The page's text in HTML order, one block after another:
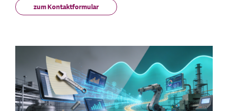
zum Kontaktformular